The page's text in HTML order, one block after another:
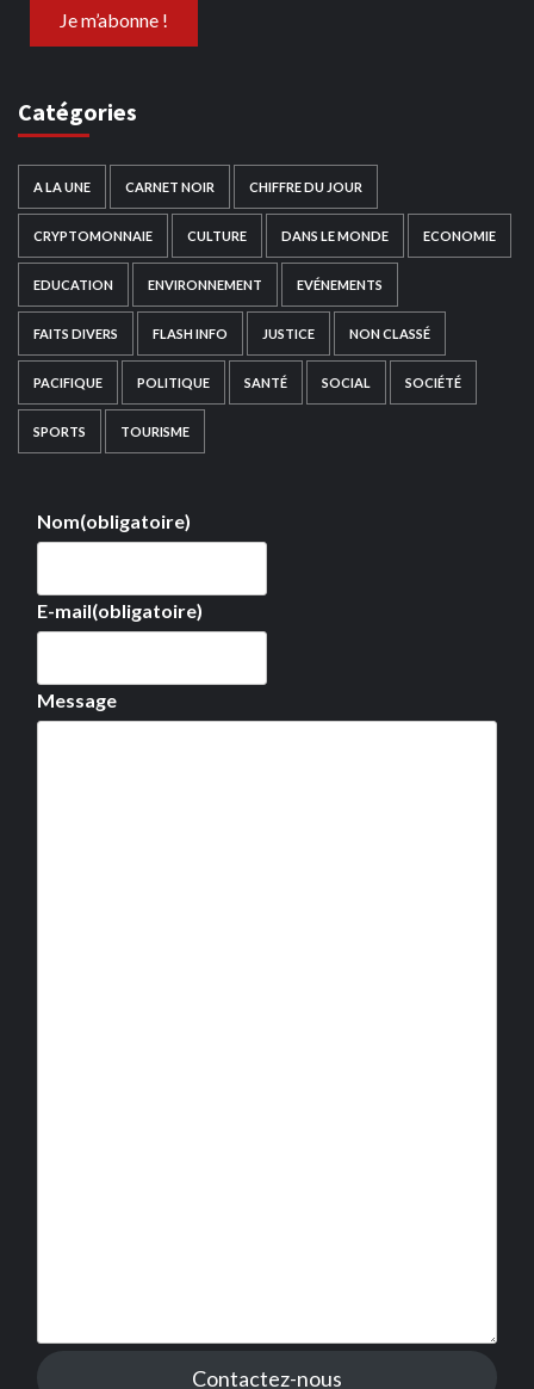
Catégories
A LA UNE CARNET NOIR CHIFFRE DU JOUR
CRYPTOMONNAIE CULTURE DANS LE MONDE ECONOMIE
EDUCATION ENVIRONNEMENT EVÉNEMENTS
FAITS DIVERS FLASH INFO JUSTICE NON CLASSÉ
PACIFIQUE POLITIQUE SANTÉ SOCIAL SOCIÉTÉ
SPORTS TOURISME
Nom(obligatoire)
E-mail(obligatoire)
Message
Contactez-nous